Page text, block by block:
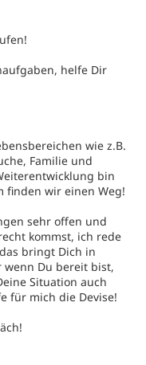
helfe Dir
wie z.B.
Familie und
bin
finden wir einen Weg!
sehr offen und
kommst, ich rede
bringt Dich in
wenn Du bereit bist,
Situation auch
für mich die Devise!